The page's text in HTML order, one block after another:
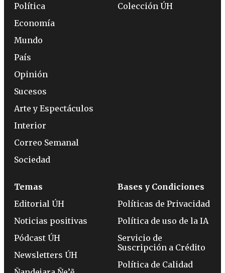
Política
Economía
Mundo
País
Opinión
Sucesos
Arte y Espectáculos
Interior
Correo Semanal
Sociedad
Colección ÚH
Temas
Editorial ÚH
Noticias positivas
Pódcast ÚH
Newsletters ÚH
Bases y Condiciones
Políticas de Privacidad
Política de uso de la IA
Servicio de
Suscripción a Crédito
Política de Calidad